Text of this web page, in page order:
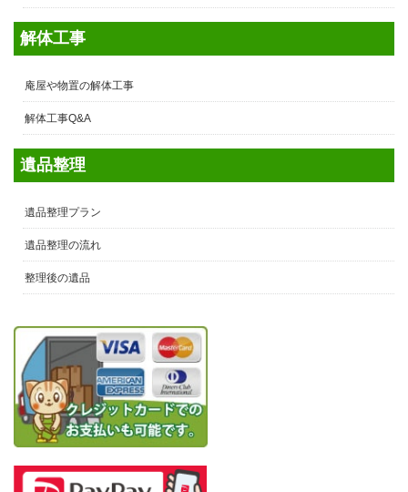
解体工事
庵屋や物置の解体工事
解体工事Q&A
遺品整理
遺品整理プラン
遺品整理の流れ
整理後の遺品